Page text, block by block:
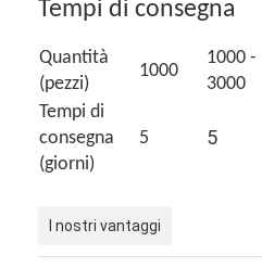
Chi Siamo
Visita alla fabbrica
Controllo di qualità
Contattaci
Casi
Tempi di consegna
Quantità
(pezzi)
1000
1000 -
3000
Tempi di
consegna
(giorni)
5 5
I nostri vantaggi